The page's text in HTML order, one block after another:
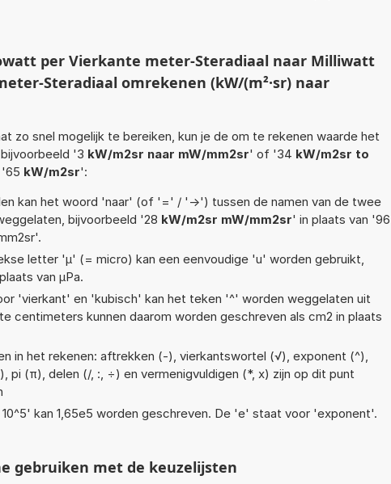
per Vierkante meter-Steradiaal naar Milliwatt
Steradiaal omrekenen (kW/(m²·sr) naar
zo snel mogelijk te bereiken, kun je de om te rekenen waarde het
'3 kW/m2sr naar mW/mm2sr' of '34 kW/m2sr to
kW/m2sr':
kan het woord 'naar' (of '=' / '->') tussen de namen van de twee
bijvoorbeeld '28 kW/m2sr mW/mm2sr' in plaats van '96
letter 'µ' (= micro) kan een eenvoudige 'u' worden gebruikt,
van µPa.
'vierkant' en 'kubisch' kan het teken '^' worden weggelaten uit
centimeters kunnen daarom worden geschreven als cm2 in plaats
in het rekenen: aftrekken (-), vierkantswortel (√), exponent (^),
pi (π), delen (/, :, ÷) en vermenigvuldigen (*, x) zijn op dit punt
10^5' kan 1,65e5 worden geschreven. De 'e' staat voor 'exponent'.
gebruiken met de keuzelijsten